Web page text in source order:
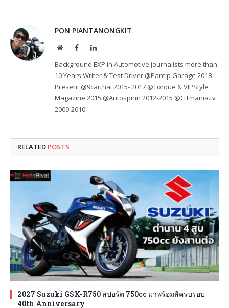
PON PIANTANONGKIT
WebsiteFacebookLinkedIn
Background EXP in Automotive journalists more than
10 Years Writer & Test Driver @Pantip Garage 2018-
Present @9carthai 2015- 2017 @Torque & VIPStyle
Magazine 2015 @Autospinn 2012-2015 @GTmania.tv
2009-2010
RELATED POSTS
2027 Suzuki GSX-R750 สปอร์ต 750cc มาพร้อมสีครบรอบ
40th Anniversary